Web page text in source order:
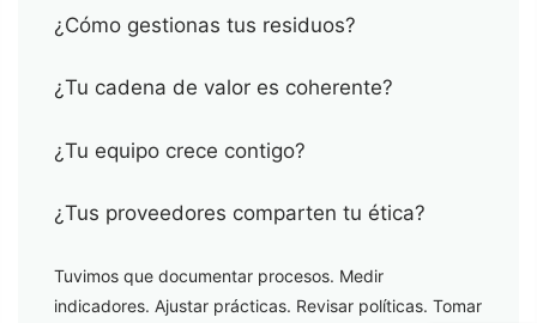
¿Cómo gestionas tus residuos?
¿Tu cadena de valor es coherente?
¿Tu equipo crece contigo?
¿Tus proveedores comparten tu ética?
Tuvimos que documentar procesos. Medir
indicadores. Ajustar prácticas. Revisar políticas. Tomar